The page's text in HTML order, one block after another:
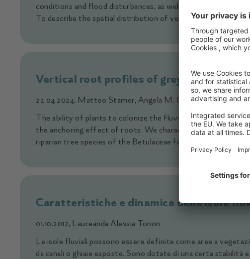
conditions and flood disturbances, as well as the habitat
To describe the spatial distribution of vegetation […]
Vertical root profiles of grey alder
22.04.2024, Matteo Stamer, Angela M. Gurnell, Walter
The ability of plants to colonize the fluvial environment
the anchoring effect of roots. We characterized the root
riparian tree species of the Betulaceae family for […]
Caratteristiche e dinamica delle isole
01.10.2012, Laureanda Alessia Tonon
Le isole fluviali possono essere definite come aree a
da canali o ghiaie esposte. Sono dotate di una certa stabilità